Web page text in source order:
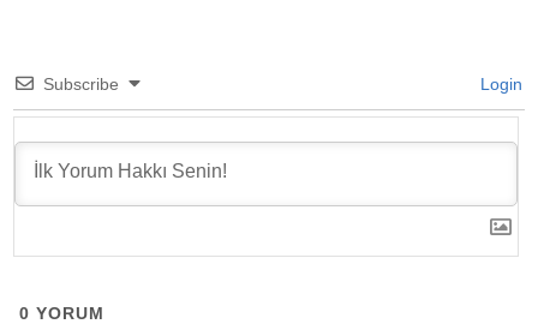
Subscribe Login
0 YORUM